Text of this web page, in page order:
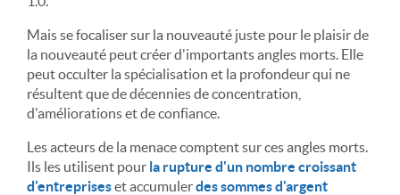
Mais se focaliser sur la nouveauté juste pour le plaisir de
la nouveauté peut créer d'importants angles morts. Elle
peut occulter la spécialisation et la profondeur qui ne
résultent que de décennies de concentration,
d'améliorations et de confiance.
Les acteurs de la menace comptent sur ces angles morts.
Ils les utilisent pour la rupture d'un nombre croissant
d'entrepriseset accumulerdes sommes d'argent